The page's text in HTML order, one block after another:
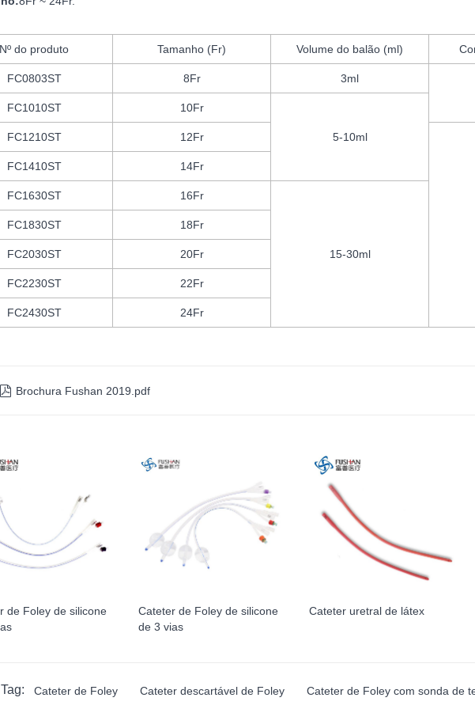
Nº do produto Tamanho (Fr) Volume do balão (ml)
FC0803ST 8Fr
3ml
FC1010ST
10Fr
5-10ml
FC1210ST 12Fr
FC1410ST 14Fr
FC1630ST 16Fr
15-30ml
FC1830ST 18Fr
FC2030ST 20Fr
FC2230ST 22Fr
FC2430ST 24Fr
 Brochura Fushan 2019.pdf
de Foley de silicone
Cateter de Foley de silicone
de 3 vias
Cateter uretral de látex
Cateter de Foley Cateter descartável de Foley Cateter de Foley com sonda de